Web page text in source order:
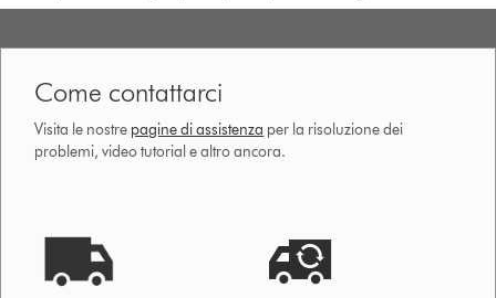
Come contattarci
Visita le nostre pagine di assistenza per la risoluzione dei
problemi, video tutorial e altro ancora.